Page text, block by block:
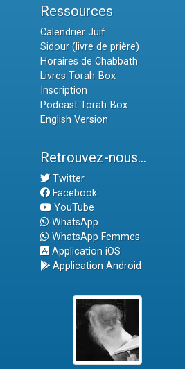
Ressources
Calendrier Juif
Sidour (livre de prière)
Horaires de Chabbath
Livres Torah-Box
Inscription
Podcast Torah-Box
English Version
Retrouvez-nous...
Twitter
Facebook
YouTube
WhatsApp
WhatsApp Femmes
Application iOS
Application Android